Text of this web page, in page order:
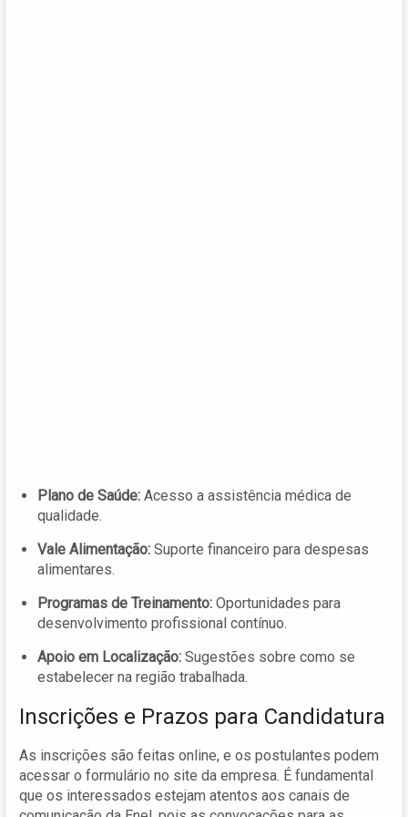
Plano de Saúde: Acesso a assistência médica de
qualidade.
Vale Alimentação: Suporte financeiro para despesas
alimentares.
Programas de Treinamento: Oportunidades para
desenvolvimento profissional contínuo.
Apoio em Localização: Sugestões sobre como se
estabelecer na região trabalhada.
Inscrições e Prazos para Candidatura
As inscrições são feitas online, e os postulantes podem
acessar o formulário no site da empresa. É fundamental
que os interessados estejam atentos aos canais de